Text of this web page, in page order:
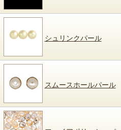
シュリンクパール
スムースホールパール